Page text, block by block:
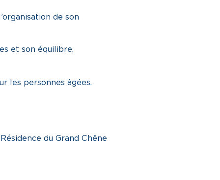
de son
et son équilibre.
les personnes âgées.
du Grand Chêne